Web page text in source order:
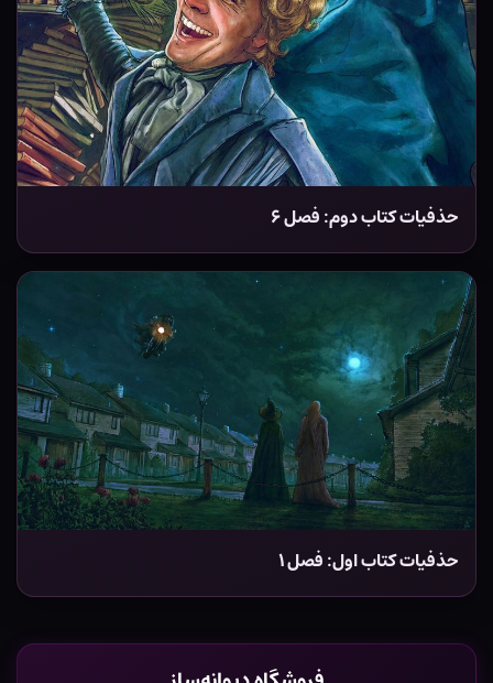
حذفیات کتاب دوم: فصل ۶
حذفیات کتاب اول: فصل ۱